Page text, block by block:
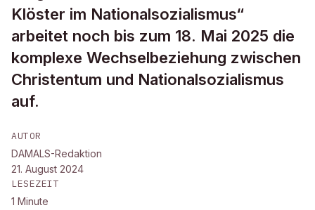
Klöster im Nationalsozialismus“
arbeitet noch bis zum 18. Mai 2025 die
komplexe Wechselbeziehung zwischen
Christentum und Nationalsozialismus
auf.
AUTOR
DAMALS-Redaktion
21. August 2024
LESEZEIT
1 Minute